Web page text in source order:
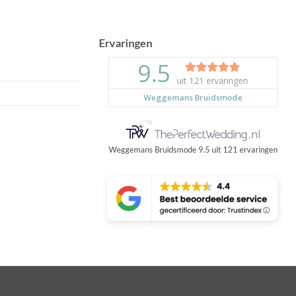
Ervaringen
Weggemans Bruidsmode 9.5 uit 121 ervaringen